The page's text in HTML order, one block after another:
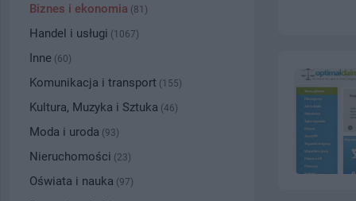
Biznes i ekonomia (81)
Handel i usługi (1067)
Inne (60)
Komunikacja i transport (155)
Kultura, Muzyka i Sztuka (46)
Moda i uroda (93)
Nieruchomości (23)
Oświata i nauka (97)